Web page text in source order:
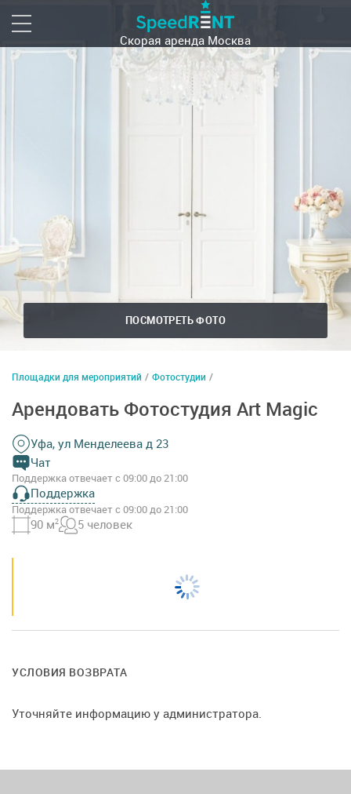
Скорая аренда Москва
ПОСМОТРЕТЬ ФОТО
Площадки для мероприятий / Фотостудии /
Арендовать Фотостудия Art Magic
Уфа, ул Менделеева д 23
Чат
Поддержка отвечает с 09:00 до 21:00
Поддержка
Поддержка отвечает с 09:00 до 21:00
90 м2 5 человек
УСЛОВИЯ ВОЗВРАТА
Уточняйте информацию у администратора.